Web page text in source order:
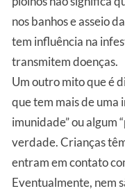
nos banhos e asseio
tem influência na
transmitem doenças.
Um outro mito que é
que tem mais de uma
imunidade” ou algum
verdade. Crianças
entram em contato
Eventualmente, nem